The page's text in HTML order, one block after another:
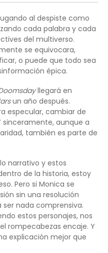
al despiste como
cada palabra y cada
del multiverso.
se equivocara,
o puede que todo sea
épica.
llegará en
un año después.
especular, cambiar de
sinceramente, aunque a
también es parte de
narrativo y estos
de la historia, estoy
Pero si Monica se
sin una resolución
ser nada comprensiva.
estos personajes, nos
rompecabezas encaje. Y
explicación mejor que